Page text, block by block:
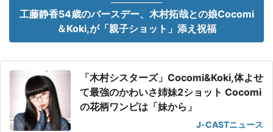
工藤静香54歳のバースデー、木村拓哉との娘Cocomi
＆Koki,が「親子ショット」添え祝福
「木村シスターズ」Cocomi&Koki,体よせ
て最強のかわいさ姉妹2ショット Cocomi
の花柄ワンピは「妹から」
J-CASTニュース